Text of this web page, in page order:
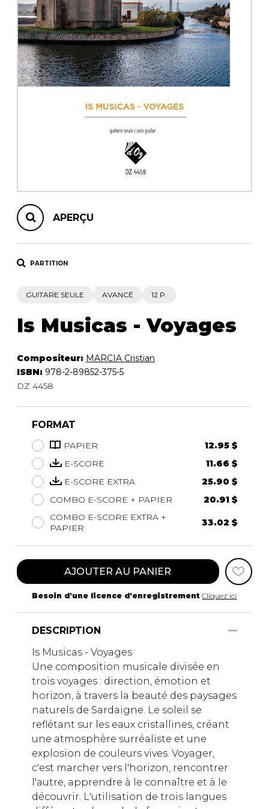
AUTRES PRODUITS
APERÇU
PARTITION
GUITARE SEULE AVANCÉ 12 P.
Is Musicas - Voyages
Compositeur: MARCIA Cristian
ISBN: 978-2-89852-375-5
DZ 4458
FORMAT
PAPIER
12.95 $
E-SCORE
11.66 $
E-SCORE EXTRA
25.90 $
COMBO E-SCORE + PAPIER
20.91 $
COMBO E-SCORE EXTRA +
PAPIER
33.02 $
AJOUTER AU PANIER
Besoin d'une licence d'enregistrement Cliquez ici
DESCRIPTION
Is Musicas - Voyages
Une composition musicale divisée en
trois voyages : direction, émotion et
horizon, à travers la beauté des paysages
naturels de Sardaigne. Le soleil se
reflétant sur les eaux cristallines, créant
une atmosphère surréaliste et une
explosion de couleurs vives. Voyager,
c'est marcher vers l'horizon, rencontrer
l'autre, apprendre à le connaître et à le
découvrir. L'utilisation de trois langues